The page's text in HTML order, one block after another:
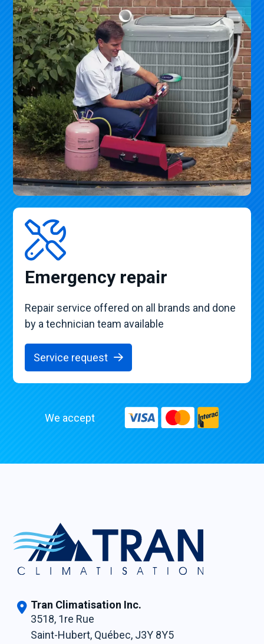
Emergency repair
Repair service offered on all brands and done
by a technician team available
Service request
We accept
Tran Climatisation Inc.
3518, 1re Rue
Saint-Hubert, Québec, J3Y 8Y5